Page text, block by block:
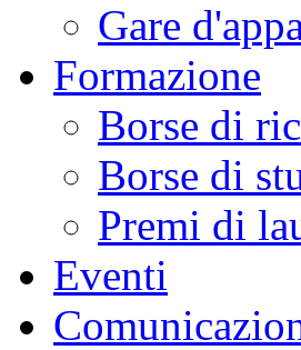
Gare
Formazione
Borse di
Borse di
Premi di
Eventi